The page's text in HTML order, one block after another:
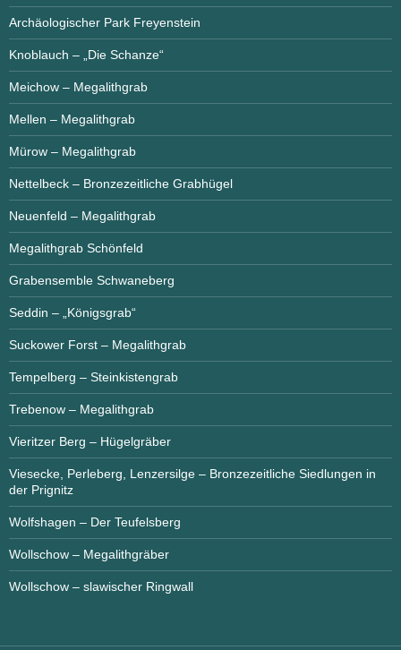
Archäologischer Park Freyenstein
Knoblauch – „Die Schanze“
Meichow – Megalithgrab
Mellen – Megalithgrab
Mürow – Megalithgrab
Nettelbeck – Bronzezeitliche Grabhügel
Neuenfeld – Megalithgrab
Megalithgrab Schönfeld
Grabensemble Schwaneberg
Seddin – „Königsgrab“
Suckower Forst – Megalithgrab
Tempelberg – Steinkistengrab
Trebenow – Megalithgrab
Vieritzer Berg – Hügelgräber
Viesecke, Perleberg, Lenzersilge – Bronzezeitliche Siedlungen in
der Prignitz
Wolfshagen – Der Teufelsberg
Wollschow – Megalithgräber
Wollschow – slawischer Ringwall